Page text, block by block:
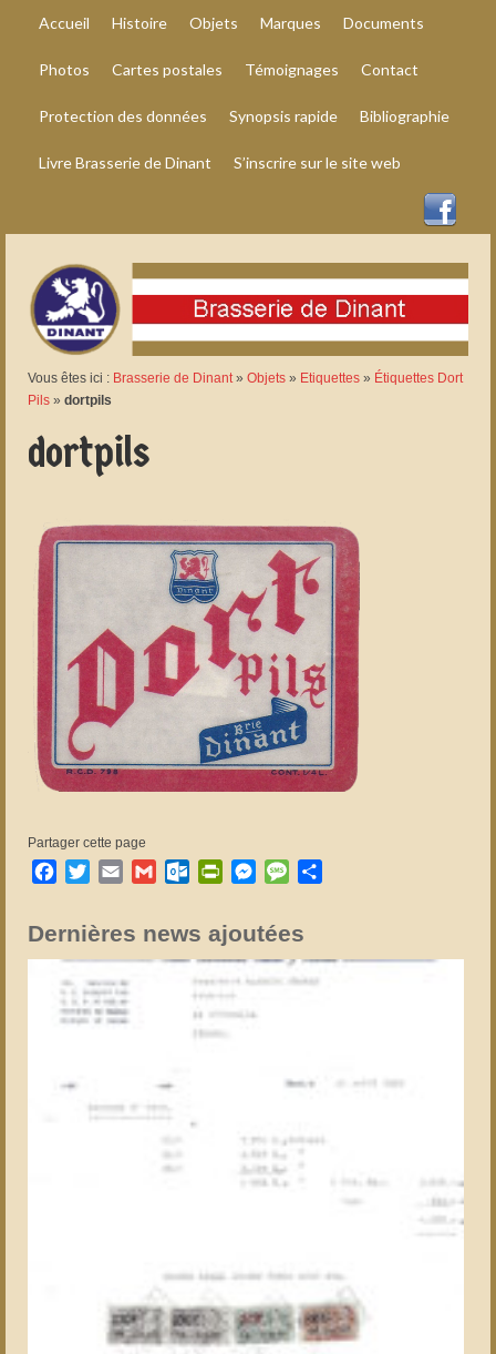
Accueil Histoire Objets Marques Documents
Photos Cartes postales Témoignages Contact
Protection des données Synopsis rapide Bibliographie
Livre Brasserie de Dinant S’inscrire sur le site web
Vous êtes ici : Brasserie de Dinant» Objets » Etiquettes » Étiquettes Dort
Pils » dortpils
dortpils
Partager cette page
Facebook
TwitterEmail GmailOutlook.com
PrintFriendly
Messenger
Message
Dernières news ajoutées